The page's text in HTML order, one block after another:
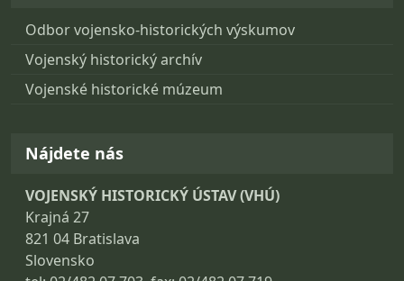
Odbor vojensko-historických výskumov
Vojenský historický archív
Vojenské historické múzeum
Nájdete nás
VOJENSKÝ HISTORICKÝ ÚSTAV (VHÚ)
Krajná 27
821 04 Bratislava
Slovensko